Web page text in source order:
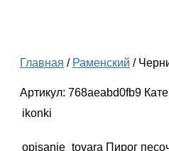
Главная / Раменский /
Артикул: 768aeabd0fb9
ikonki
opisanie_tovara Пирог